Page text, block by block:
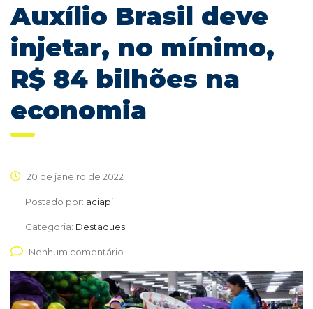
Auxílio Brasil deve
injetar, no mínimo,
R$ 84 bilhões na
economia
20 de janeiro de 2022
Postado por: aciapi
Categoria: Destaques
Nenhum comentário